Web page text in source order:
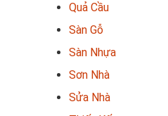
Quả Cầu
Sàn Gỗ
Sàn Nhựa
Sơn Nhà
Sửa Nhà